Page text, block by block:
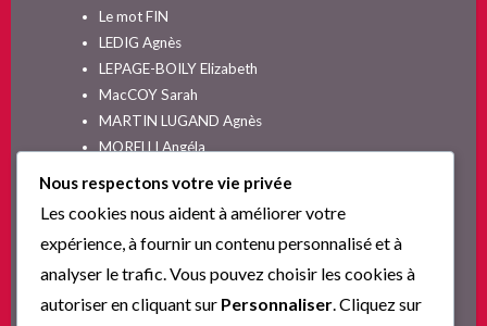
Le mot FIN
LEDIG Agnès
LEPAGE-BOILY Elizabeth
MacCOY Sarah
MARTIN LUGAND Agnès
MORELLI Angéla
Non classé
PINGUILLY Yves
RIVA Alex
SESKIS Tina
Nous respectons votre vie privée
Les cookies nous aident à améliorer votre
expérience, à fournir un contenu personnalisé et à
analyser le trafic. Vous pouvez choisir les cookies à
autoriser en cliquant sur Personnaliser . Cliquez sur